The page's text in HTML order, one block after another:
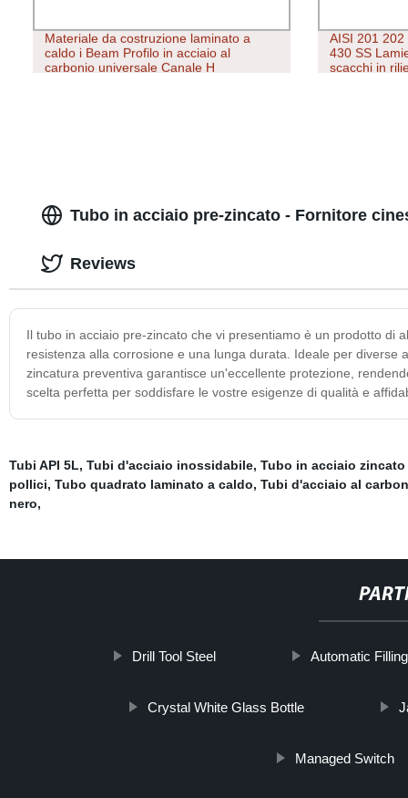
Materiale da costruzione laminato a
caldo i Beam Profilo in acciaio al
carbonio universale Canale H
AISI 201
430 SS
scacchi in
Tubo in acciaio pre-zincato - Fornitore
Il tubo in acciaio pre-zincato che vi presentiamo è un prodotto di
resistenza alla corrosione e una lunga durata. Ideale per
zincatura preventiva garantisce un'eccellente protezione,
scelta perfetta per soddisfare le vostre esigenze di qualità e
Reviews
Tubi API 5L, Tubi d'acciaio inossidabile, Tubo in acciaio
pollici, Tubo quadrato laminato a caldo, Tubi d'acciaio al
nero,
Drill Tool Steel Automatic
Crystal White Glass Bottle
Managed Switch